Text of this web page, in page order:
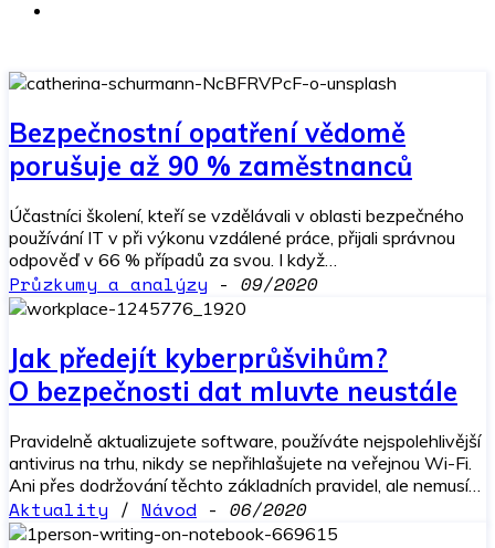
Bezpečnostní opatření vědomě
porušuje až 90 % zaměstnanců
Účastníci školení, kteří se vzdělávali v oblasti bezpečného
používání IT v při výkonu vzdálené práce, přijali správnou
odpověď v 66 % případů za svou. I když…
Průzkumy a analýzy - 09/2020
Jak předejít kyberprůšvihům?
O bezpečnosti dat mluvte neustále
Pravidelně aktualizujete software, používáte nejspolehlivější
antivirus na trhu, nikdy se nepřihlašujete na veřejnou Wi-Fi.
Ani přes dodržování těchto základních pravidel, ale nemusí…
Aktuality / Návod - 06/2020